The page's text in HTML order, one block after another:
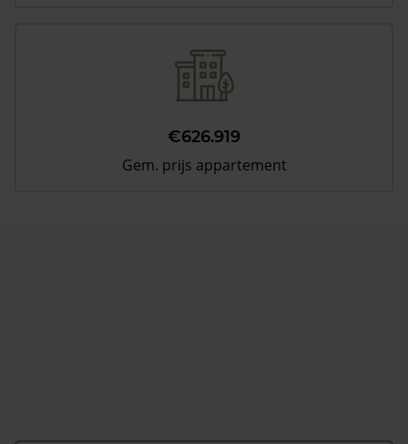
€626.919
Gem. prijs appartement